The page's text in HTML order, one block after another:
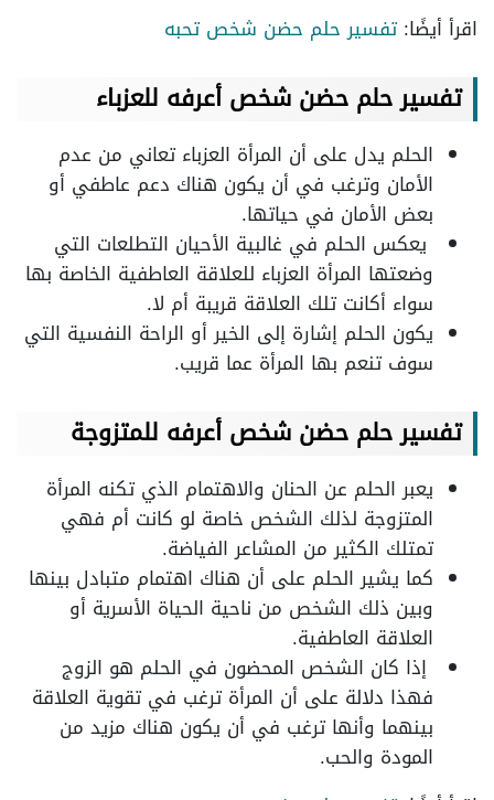
اقرأ أيضًا:تفسير حلم حضن شخص تحبه
تفسير حلم حضن شخص أعرفه للعزباء
الحلم يدل على أن المرأة العزباء تعاني من عدم
الأمان وترغب في أن يكون هناك دعم عاطفي أو
بعض الأمان في حياتها.
يعكس الحلم في غالبية الأحيان التطلعات التي
وضعتها المرأة العزباء للعلاقة العاطفية الخاصة بها
سواء أكانت تلك العلاقة قريبة أم لا.
يكون الحلم إشارة إلى الخير أو الراحة النفسية التي
سوف تنعم بها المرأة عما قريب.
تفسير حلم حضن شخص أعرفه للمتزوجة
يعبر الحلم عن الحنان والاهتمام الذي تكنه المرأة
المتزوجة لذلك الشخص خاصة لو كانت أم فهي
تمتلك الكثير من المشاعر الفياضة.
كما يشير الحلم على أن هناك اهتمام متبادل بينها
وبين ذلك الشخص من ناحية الحياة الأسرية أو
العلاقة العاطفية.
إذا كان الشخص المحضون في الحلم هو الزوج
فهذا دلالة على أن المرأة ترغب في تقوية العلاقة
بينهما وأنها ترغب في أن يكون هناك مزيد من
المودة والحب.